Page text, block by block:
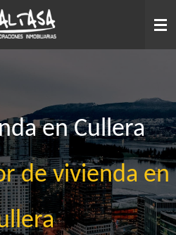
en Cullera
de vivienda en